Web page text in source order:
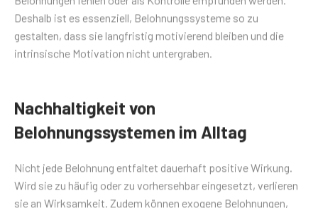
Deshalb ist es essenziell, Belohnungssysteme so zu
gestalten, dass sie langfristig motivierend bleiben und die
intrinsische Motivation nicht untergraben.
Nachhaltigkeit von
Belohnungssystemen im Alltag
Nicht jede Belohnung entfaltet dauerhaft positive Wirkung.
Wird sie zu häufig oder zu vorhersehbar eingesetzt, verlieren
sie an Wirksamkeit. Zudem können exogene Belohnungen,